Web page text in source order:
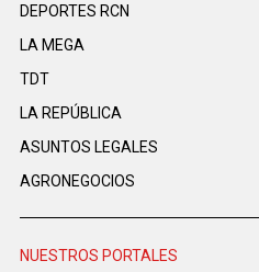
DEPORTES RCN
LA MEGA
TDT
LA REPÚBLICA
ASUNTOS LEGALES
AGRONEGOCIOS
NUESTROS PORTALES